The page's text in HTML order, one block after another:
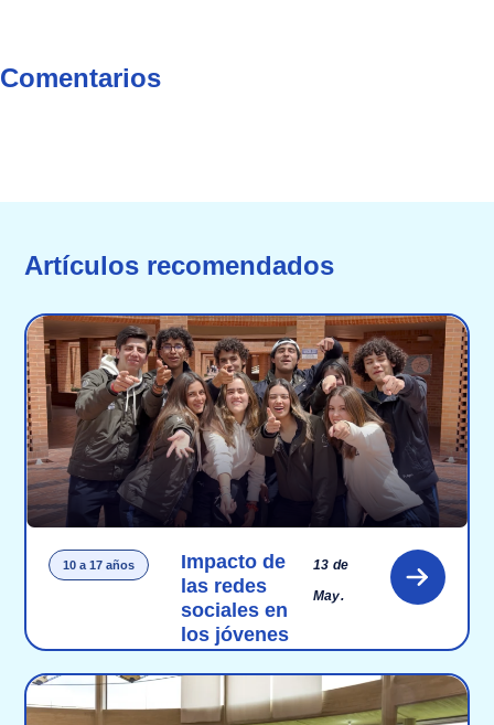
Comentarios
Artículos recomendados
10 a 17 años
Impacto de
las redes
sociales en
los jóvenes
13 de
May.